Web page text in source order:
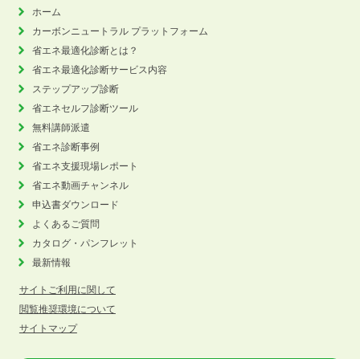
ホーム
カーボンニュートラル プラットフォーム
省エネ最適化診断とは？
省エネ最適化診断サービス内容
ステップアップ診断
省エネセルフ診断ツール
無料講師派遣
省エネ診断事例
省エネ支援現場レポート
省エネ動画チャンネル
申込書ダウンロード
よくあるご質問
カタログ・パンフレット
最新情報
サイトご利用に関して
閲覧推奨環境について
サイトマップ